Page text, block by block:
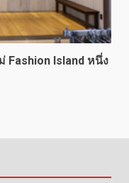
Fashion Island หนึ่ง